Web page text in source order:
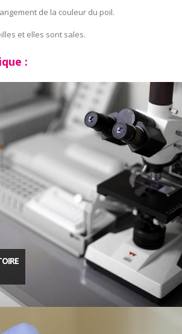
de la couleur du poil.
et elles sont sales.
: